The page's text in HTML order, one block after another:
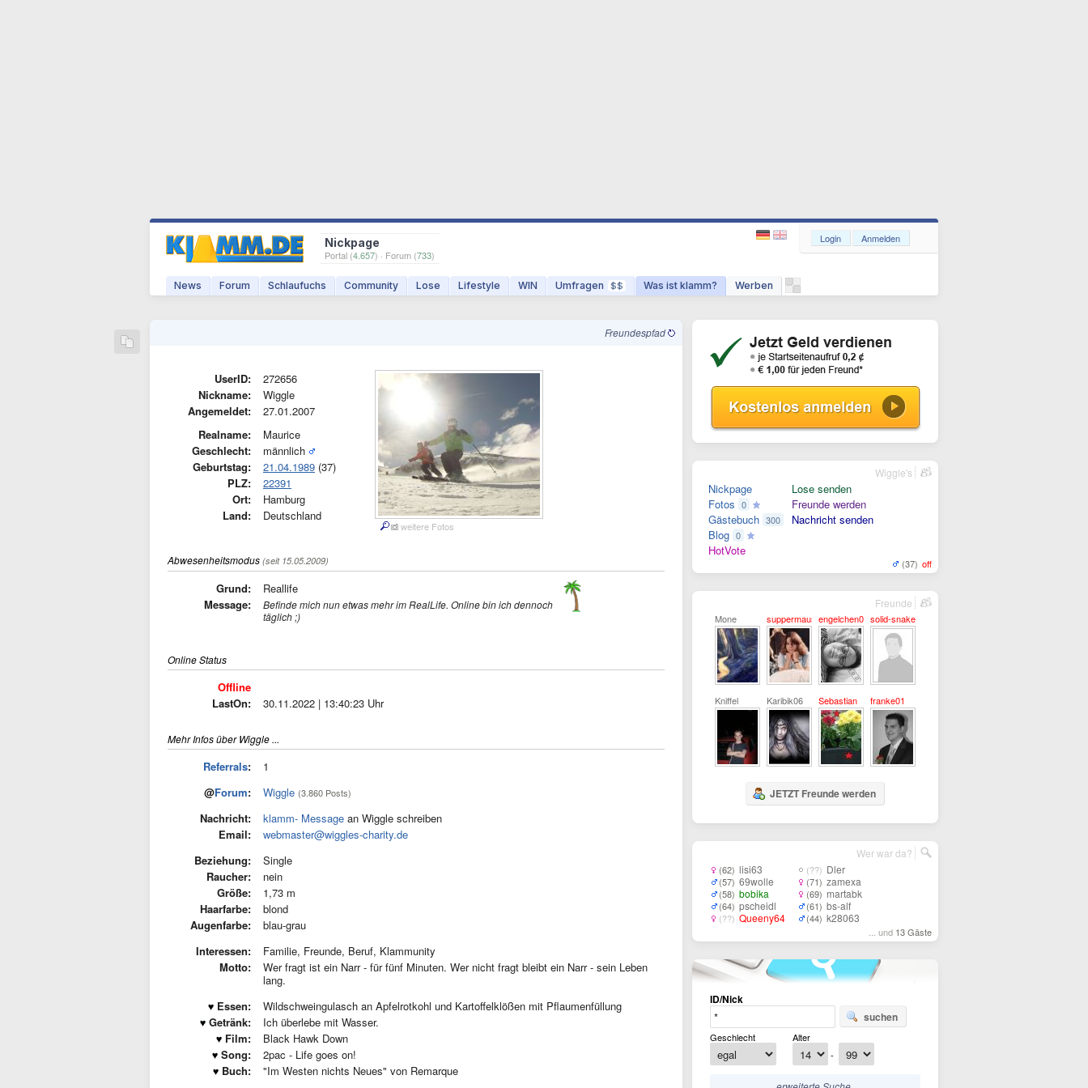
Nickpage
Portal (4.657) · Forum (733)
News Forum Schlaufuchs Community Lose Lifestyle WIN Umfragen $$ Was ist klamm? Werben
Login Anmelden
Freundespfad
UserID:
272656
Nickname:
Wiggle
Angemeldet:
27.01.2007
Realname:
Maurice
Geschlecht:
männlich
Geburtstag:
21.04.1989 (37)
PLZ:
22391
Ort:
Hamburg
Land:
Deutschland
weitere Fotos
Abwesenheitsmodus (seit 15.05.2009)
Grund:
Reallife
Message:
Befinde mich nun etwas mehr im RealLife. Online bin ich dennoch
täglich ;)
Online Status
Offline
LastOn:
30.11.2022 | 13:40:23 Uhr
Mehr Infos über Wiggle ...
Referrals:
1
@Forum: Wiggle (3.860 Posts)
Nachricht: klamm- Message an Wiggle schreiben
Email:
webmaster@wiggles-charity.de
Beziehung:
Single
Raucher:
nein
Größe:
1,73 m
Haarfarbe:
blond
Augenfarbe:
blau-grau
Interessen:
Familie, Freunde, Beruf, Klammunity
Motto:
Wer fragt ist ein Narr - für fünf Minuten. Wer nicht fragt bleibt ein Narr - sein Leben
lang.
Essen:
Wildschweingulasch an Apfelrotkohl und Kartoffelklößen mit Pflaumenfüllung
Getränk:
Ich überlebe mit Wasser.
Film:
Black Hawk Down
Song:
2pac - Life goes on!
Buch:
"Im Westen nichts Neues" von Remarque
Nickpage
Fotos 0
Gästebuch 300
Blog 0
HotVote
Lose senden
Freunde werden
Nachricht senden
(37) off
Wiggle's
Mone suppermaus engelchen0812solid-snake
Kniffel Karibik06 Sebastian franke01
JETZT Freunde werden
Freunde
(62) lisi63
(57) 69wolle
(58) bobika
(64) pscheidl
(??) Queeny64
(??) Dler
(71) zamexa
(69) martabk
(61) bs-alf
(44) k28063
... und 13 Gäste
Wer war da?
ID/Nick
suchen
Geschlecht
Alter
-